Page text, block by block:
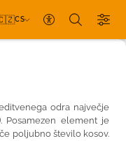
CS
Nastavení
odra največje
Posamezen element je
poljubno število kosov.